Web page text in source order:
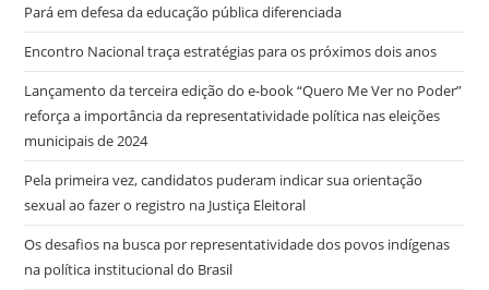
Pará em defesa da educação pública diferenciada
Encontro Nacional traça estratégias para os próximos dois anos
Lançamento da terceira edição do e-book “Quero Me Ver no Poder”
reforça a importância da representatividade política nas eleições
municipais de 2024
Pela primeira vez, candidatos puderam indicar sua orientação
sexual ao fazer o registro na Justiça Eleitoral
Os desafios na busca por representatividade dos povos indígenas
na política institucional do Brasil